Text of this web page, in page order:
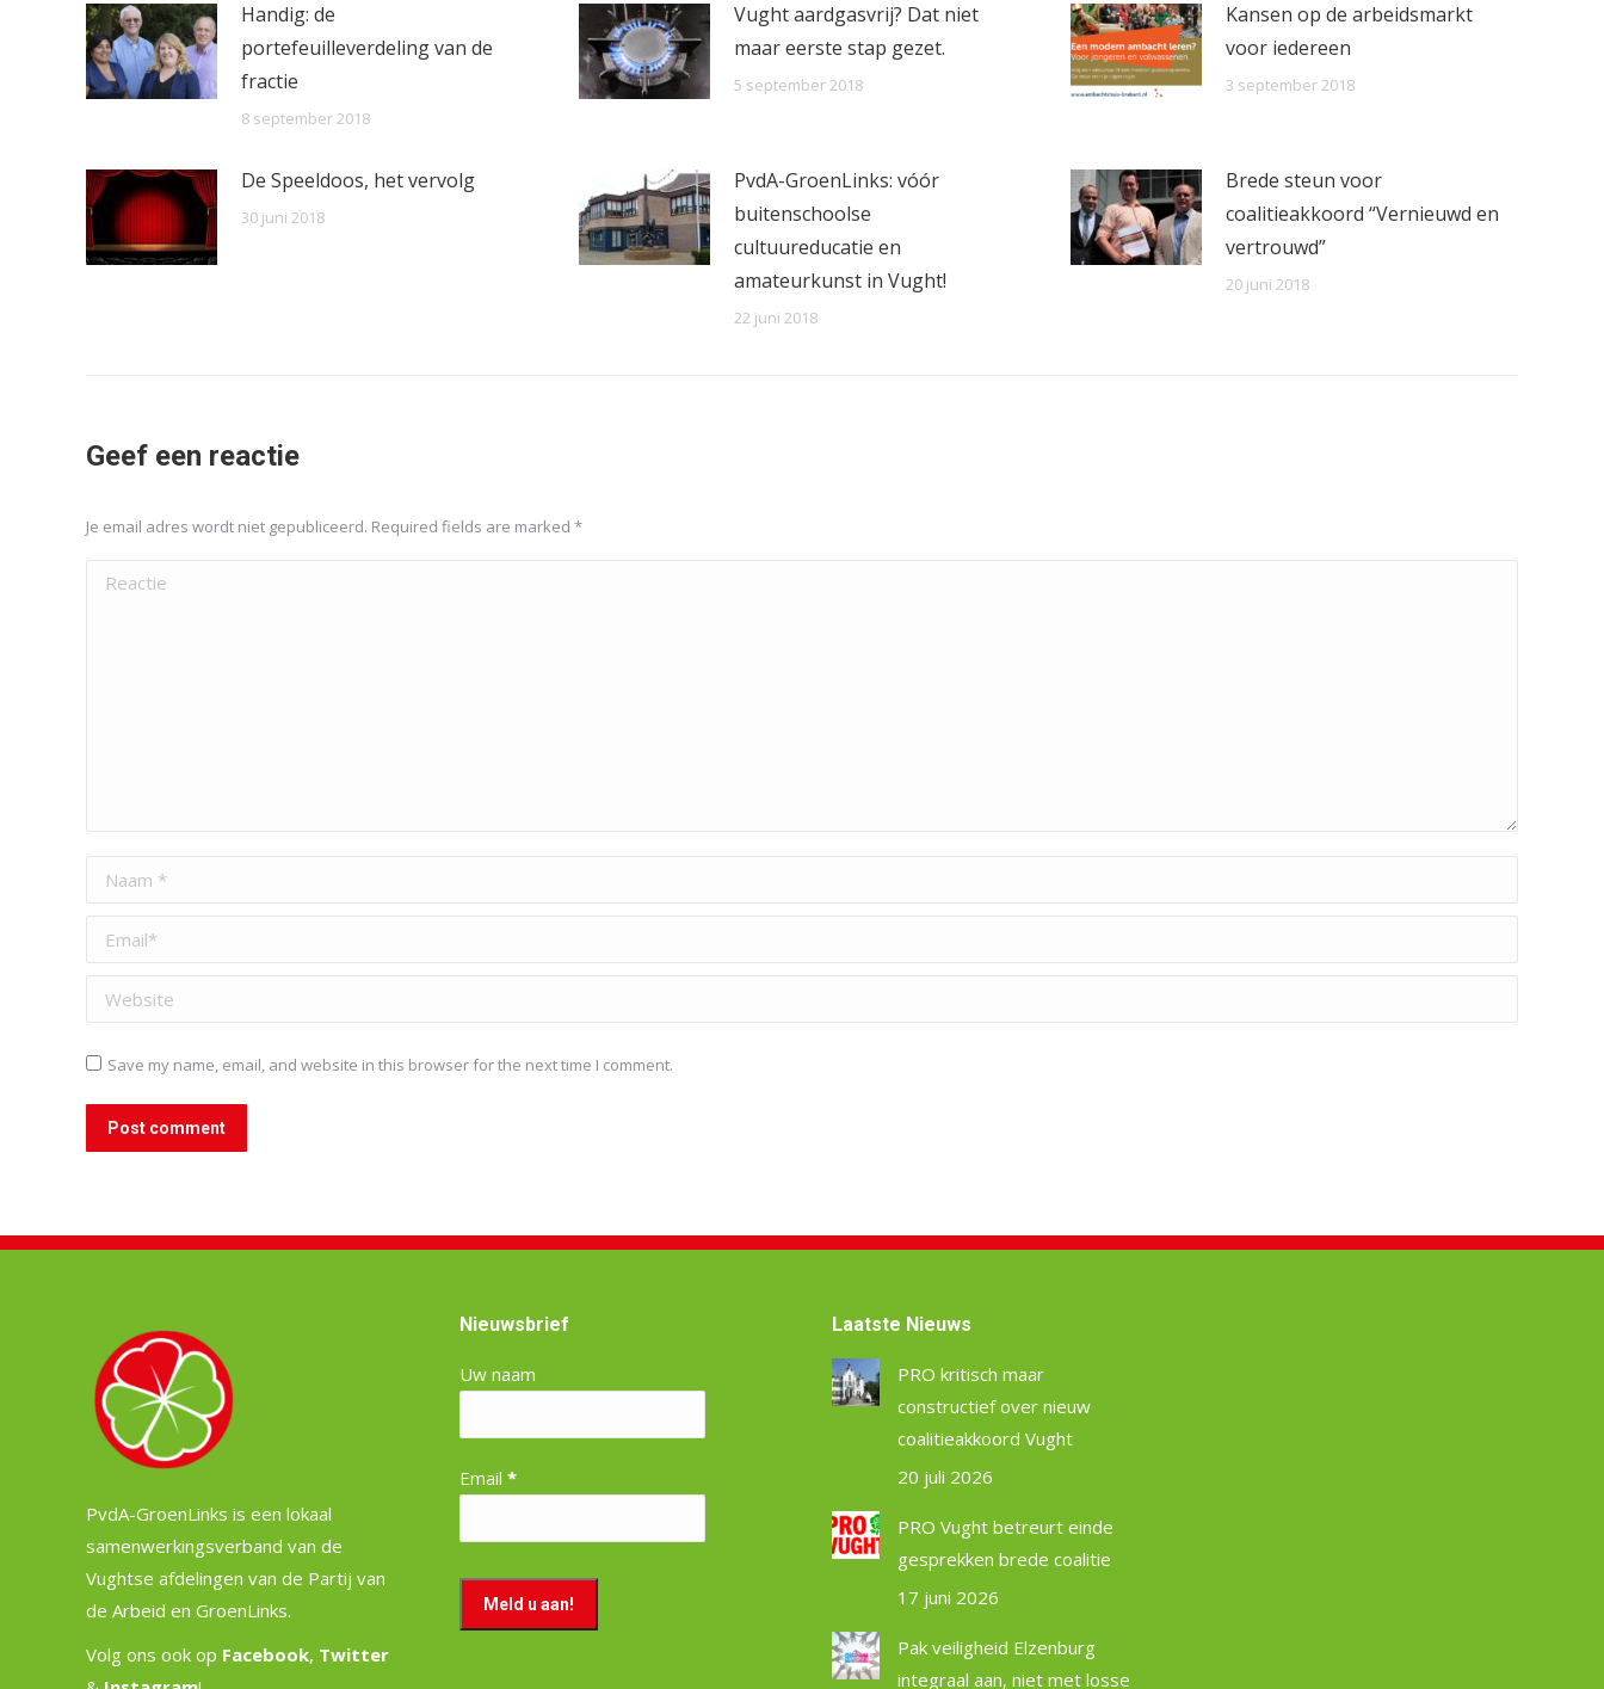
Handig: de
portefeuilleverdeling van de
fractie
8 september 2018
Vught aardgasvrij? Dat niet
maar eerste stap gezet.
5 september 2018
Kansen op de arbeidsmarkt
voor iedereen
3 september 2018
De Speeldoos, het vervolg
30 juni 2018
PvdA-GroenLinks: vóór
buitenschoolse
cultuureducatie en
amateurkunst in Vught!
22 juni 2018
Brede steun voor
coalitieakkoord “Vernieuwd en
vertrouwd”
20 juni 2018
Geef een reactie
Je email adres wordt niet gepubliceerd. Required fields are marked *
Reactie
Naam *
Email *
Website
Save my name, email, and website in this browser for the next time I comment.
Post comment
PvdA-GroenLinks is een lokaal
samenwerkingsverband van de
Vughtse afdelingen van de Partij van
de Arbeid en GroenLinks.
Volg ons ook op Facebook, Twitter
Nieuwsbrief
Uw naam
Email *
Laatste Nieuws
PRO kritisch maar
constructief over nieuw
coalitieakkoord Vught
20 juli 2026
PRO Vught betreurt einde
gesprekken brede coalitie
17 juni 2026
Pak veiligheid Elzenburg
integraal aan, niet met losse